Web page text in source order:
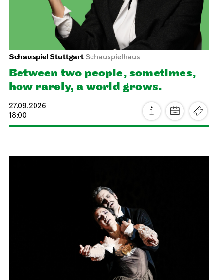
Schauspiel Stuttgart Schauspielhaus
Between two people, sometimes,
how rarely, a world grows.
27.09.2026
18:00